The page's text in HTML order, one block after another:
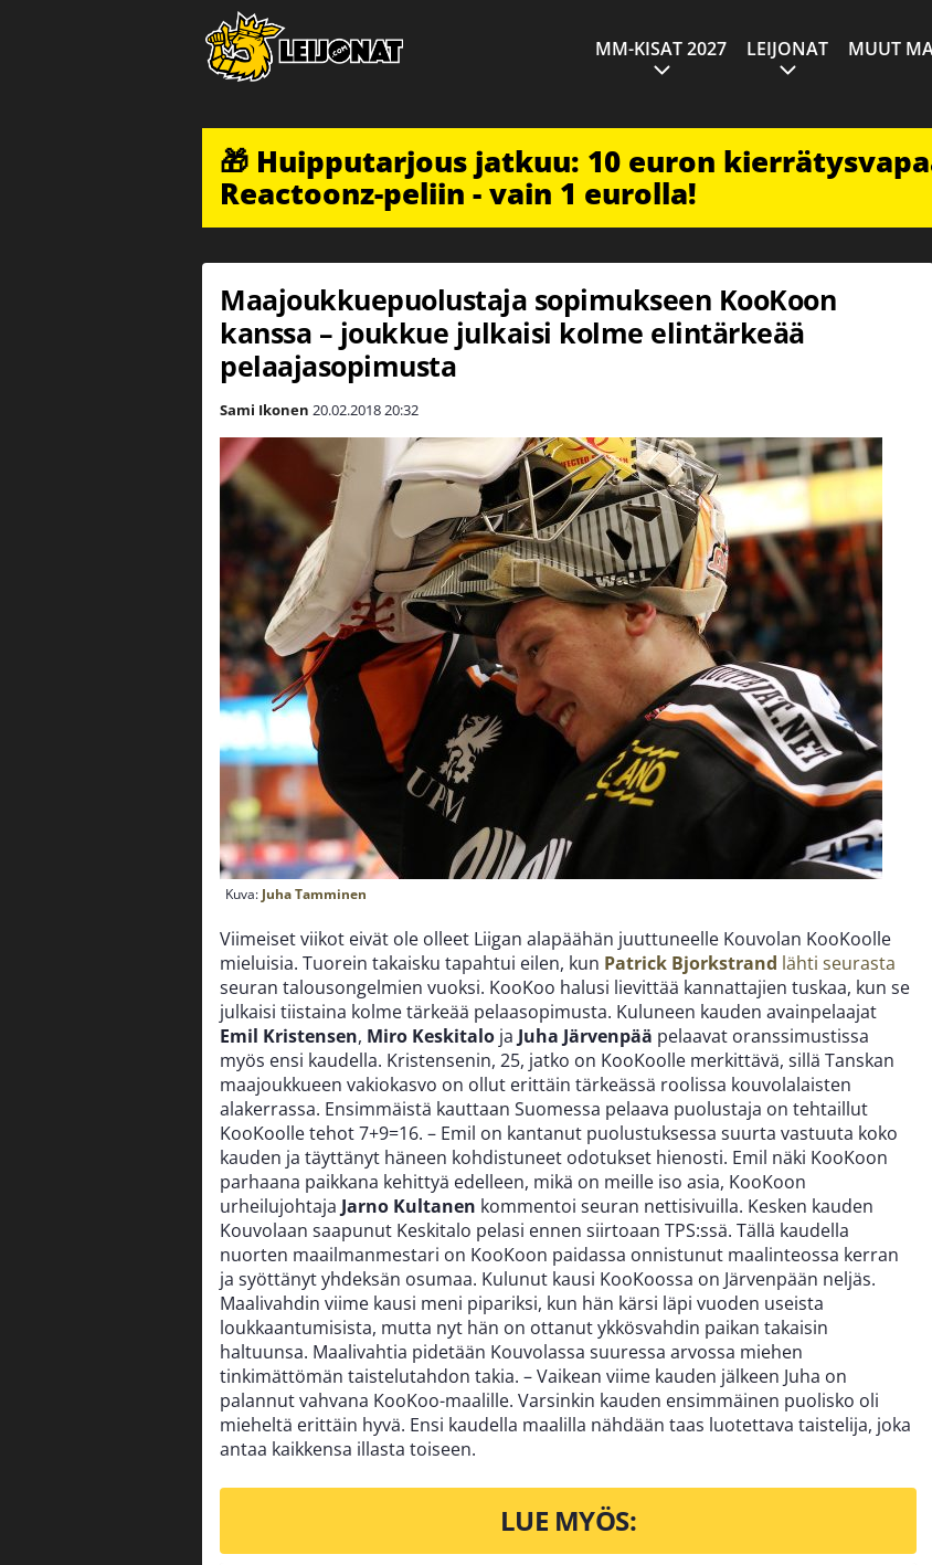
MM-KISAT 2027 LEIJONAT MUUT
🎁 Huipputarjous jatkuu: 10 euron
Reactoonz-peliin - vain 1 eurolla!
Maajoukkuepuolustaja sopimukseen KooKoon
kanssa – joukkue julkaisi kolme elintärkeää
pelaajasopimusta
Sami Ikonen 20.02.201820:32
Kuva: Juha Tamminen
Viimeiset viikot eivät ole olleet Liigan alapäähän juuttuneelle Kouvolan KooKoolle
mieluisia. Tuorein takaisku tapahtui eilen, kun Patrick Bjorkstrand lähti seurasta
seuran talousongelmien vuoksi. KooKoo halusi lievittää kannattajien tuskaa, kun se
julkaisi tiistaina kolme tärkeää pelaasopimusta. Kuluneen kauden avainpelaajat
Emil Kristensen, Miro Keskitalo ja Juha Järvenpää pelaavat oranssimustissa
myös ensi kaudella. Kristensenin, 25, jatko on KooKoolle merkittävä, sillä Tanskan
maajoukkueen vakiokasvo on ollut erittäin tärkeässä roolissa kouvolalaisten
alakerrassa. Ensimmäistä kauttaan Suomessa pelaava puolustaja on tehtaillut
KooKoolle tehot 7+9=16. – Emil on kantanut puolustuksessa suurta vastuuta koko
kauden ja täyttänyt häneen kohdistuneet odotukset hienosti. Emil näki KooKoon
parhaana paikkana kehittyä edelleen, mikä on meille iso asia, KooKoon
urheilujohtaja Jarno Kultanen kommentoi seuran nettisivuilla. Kesken kauden
Kouvolaan saapunut Keskitalo pelasi ennen siirtoaan TPS:ssä. Tällä kaudella
nuorten maailmanmestari on KooKoon paidassa onnistunut maalinteossa kerran
ja syöttänyt yhdeksän osumaa. Kulunut kausi KooKoossa on Järvenpään neljäs.
Maalivahdin viime kausi meni pipariksi, kun hän kärsi läpi vuoden useista
loukkaantumisista, mutta nyt hän on ottanut ykkösvahdin paikan takaisin
haltuunsa. Maalivahtia pidetään Kouvolassa suuressa arvossa miehen
tinkimättömän taistelutahdon takia. – Vaikean viime kauden jälkeen Juha on
palannut vahvana KooKoo-maalille. Varsinkin kauden ensimmäinen puolisko oli
mieheltä erittäin hyvä. Ensi kaudella maalilla nähdään taas luotettava taistelija, joka
antaa kaikkensa illasta toiseen.
LUE MYÖS: